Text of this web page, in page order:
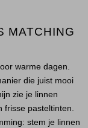
MATCHING
warme dagen.
die juist mooi
zie je linnen
pasteltinten.
stem je linnen